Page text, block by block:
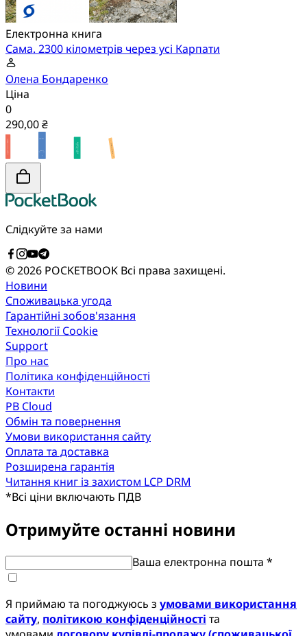
Електронна книга
Сама. 2300 кілометрів через усі Карпати
Олена Бондаренко
Ціна
0
290,00 ₴
Слідкуйте за нами
© 2026 POCKETBOOK Всі права захищені.
Новини
Споживацька угода
Гарантійні зобов'язання
Технології Cookie
Support
Про нас
Політика конфіденційності
Контакти
PB Cloud
Обмін та повернення
Умови використання сайту
Оплата та доставка
Розширена гарантія
Читання книг із захистом LCP DRM
*Всі ціни включають ПДВ
Отримуйте останні новини
Ваша електронна пошта *
Я приймаю та погоджуюсь з умовами використання
сайту, політикою конфіденційності та